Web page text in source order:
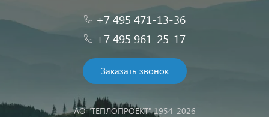
+7 495 471-13-36
+7 495 961-25-17
Заказать звонок
АО "ТЕПЛОПРОЕКТ" 1954-2026